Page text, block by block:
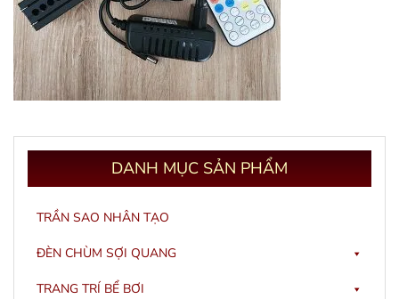
DANH MỤC SẢN PHẨM
TRẦN SAO NHÂN TẠO
ĐÈN CHÙM SỢI QUANG
TRANG TRÍ BỂ BƠI